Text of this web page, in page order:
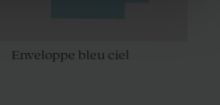
Enveloppe bleu ciel